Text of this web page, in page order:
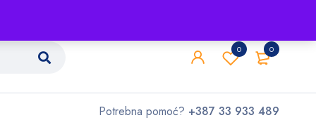
0
0
Potrebna pomoć? +387 33 933 489